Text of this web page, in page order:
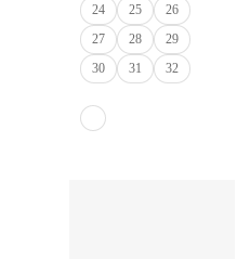
24 25
26
27
28
29
30
31 32